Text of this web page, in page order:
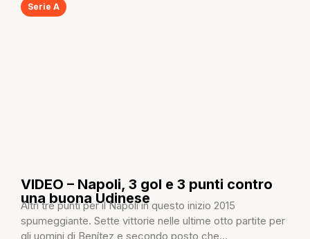
Serie A
VIDEO – Napoli, 3 gol e 3 punti contro
una buona Udinese
Altri tre punti per il Napoli in questo inizio 2015
spumeggiante. Sette vittorie nelle ultime otto partite per
gli uomini di Benítez e secondo posto che...